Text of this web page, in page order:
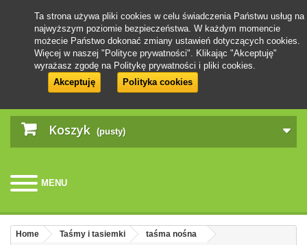
Koszyk (pusty)
MENU
Ta strona używa pliki cookies w celu świadczenia Państwu usług na
najwyższym poziomie bezpieczeństwa. W każdym momencie
możecie Państwo dokonać zmiany ustawień dotyczących cookies.
Więcej w naszej "Polityce prywatności". Klikając "Akceptuję"
wyrażasz zgodę na Politykę prywatności i pliki cookies.
Akceptuję
Polityka cookies
Home Taśmy i tasiemki
taśma nośna